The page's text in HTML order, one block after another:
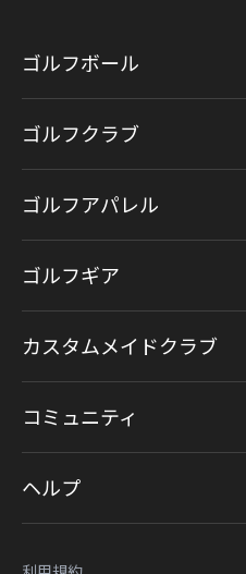
ゴルフボール
ゴルフクラブ
ゴルフアパレル
ゴルフギア
カスタムメイドクラブ
コミュニティ
ヘルプ